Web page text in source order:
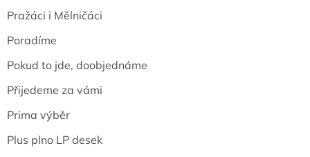
Pražáci i Mělničáci
Poradíme
Pokud to jde, doobjednáme
Přijedeme za vámi
Prima výběr
Plus plno LP desek